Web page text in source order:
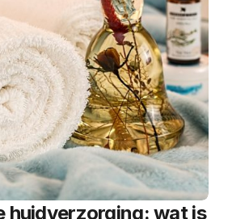
huidverzorging: wat is